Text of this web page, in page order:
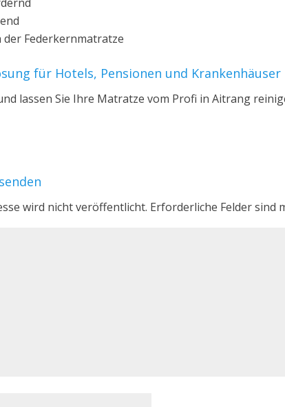
der Federkernmatratze
für Hotels, Pensionen und Krankenhäuser
lassen Sie Ihre Matratze vom Profi in Aitrang
wird nicht veröffentlicht. Erforderliche Felder sind